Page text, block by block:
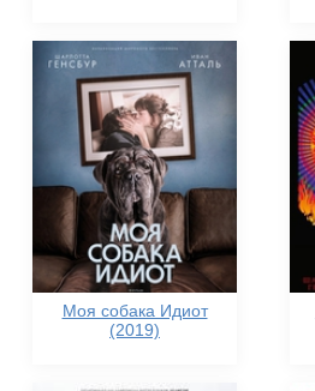
Моя собака Идиот
(2019)